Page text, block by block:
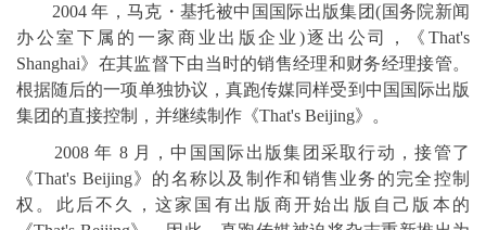
2004 年，马克・基托被中国国际出版集团(国务院新闻
办公室下属的一家商业出版企业)逐出公司，《That's
Shanghai》在其监督下由当时的销售经理和财务经理接管。
根据随后的一项单独协议，真跑传媒同样受到中国国际出版
集团的直接控制，并继续制作《That's Beijing》。
2008 年 8 月，中国国际出版集团采取行动，接管了
《That's Beijing》的名称以及制作和销售业务的完全控制
权。此后不久，这家国有出版商开始出版自己版本的